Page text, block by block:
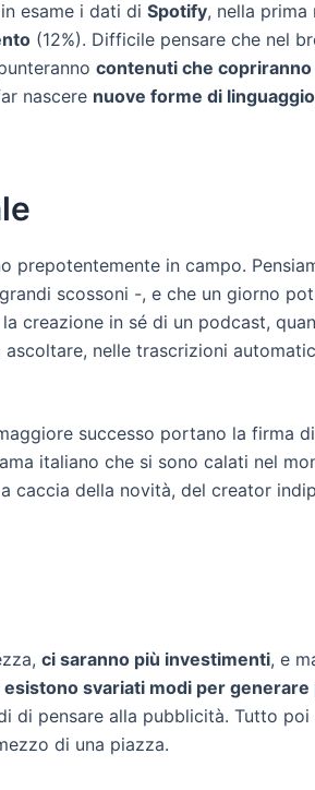
esame i dati di Spotify, nella
(12%). Difficile pensare che nel
contenuti che copriranno
nascere nuove forme di linguaggio
prepotentemente in campo.
scossoni -, e che un giorno
creazione in sé di un podcast,
nelle trascrizioni
successo portano la firma di
italiano che si sono calati nel
caccia della novità, del creator
ci saranno più investimenti, e
esistono svariati modi per
di pensare alla pubblicità. Tutto
di una piazza.